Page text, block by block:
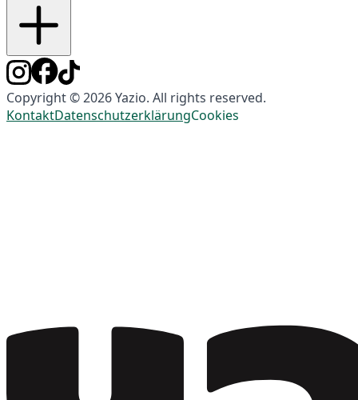
Copyright © 2026 Yazio. All rights reserved.
KontaktDatenschutzerklärungCookies